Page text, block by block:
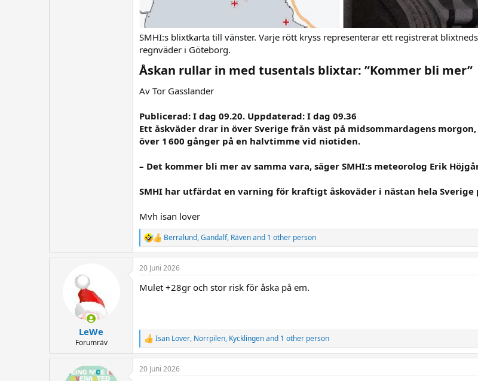
SMHI:s blixtkarta till vänster. Varje rött kryss representerar ett registrerat
regnväder i Göteborg.
Åskan rullar in med tusentals blixtar: ”Kommer bli mer”​
Av Tor Gasslander
Publicerad: I dag 09.20. Uppdaterad: I dag 09.36
Ett åskväder drar in över Sverige från väst på midsommardagens
över 1 600 gånger på en halvtimme vid niotiden.
– Det kommer bli mer av samma vara, säger SMHI:s meteorolog Erik
SMHI har utfärdat en varning för kraftigt åskoväder i nästan hela Sverige
Mvh isan lover
R
e
a
c
i
:
Berralund,Gandalf, Rävenand 1 other person
LeWe
Forumräv
20 Juni 2026
Mulet +28gr och stor risk för åska på em.
R
e
a
c
Isan Lover, Norrpilen, Kycklingenand 1 other person
20 Juni 2026